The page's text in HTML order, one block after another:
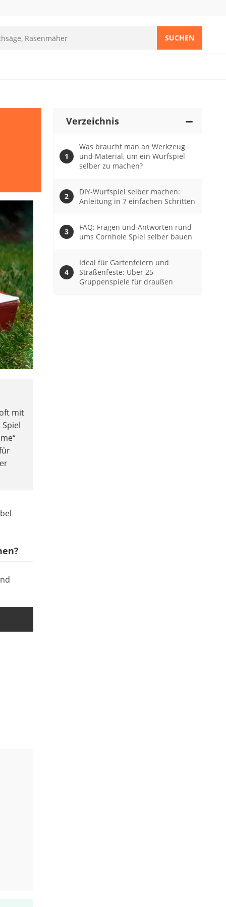
SUCHEN
mit
Verzeichnis
Was braucht man an Werkzeug
und Material, um ein Wurfspiel
selber zu machen?
DIY-Wurfspiel selber machen:
Anleitung in 7 einfachen Schritten
FAQ: Fragen und Antworten rund
ums Cornhole Spiel selber bauen
Ideal für Gartenfeiern und
Straßenfeste: Über 25
Gruppenspiele für draußen